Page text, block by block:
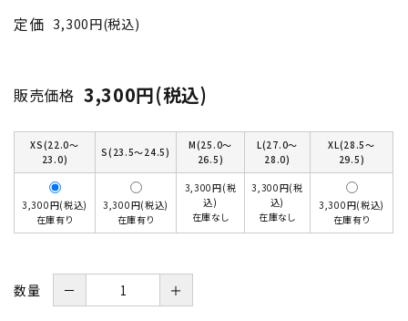
定価 3,300円(税込)
販売価格 3,300円(税込)
XS(22.0～
23.0)
S(23.5～24.5)
M(25.0～
26.5)
L(27.0～
28.0)
XL(28.5～
29.5)
3,300円(税込)
在庫有り
3,300円(税込)
在庫有り
3,300円(税
込)
在庫なし
3,300円(税
込)
在庫なし
3,300円(税込)
在庫有り
数量 － ＋